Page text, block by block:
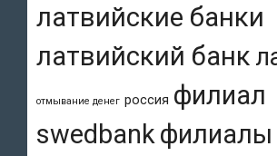
латвийские банки
латвийский банк
отмывание денег россия филиал
swedbank филиалы